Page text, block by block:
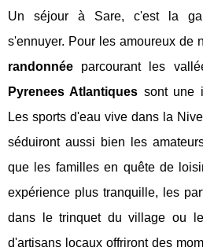
Un séjour à Sare, c'est la
s'ennuyer. Pour les amoureux de
randonnée parcourant les
Pyrenees Atlantiques sont une
Les sports d'eau vive dans la
séduiront aussi bien les
que les familles en quête de
expérience plus tranquille, les
dans le trinquet du village ou
d'artisans locaux offriront des